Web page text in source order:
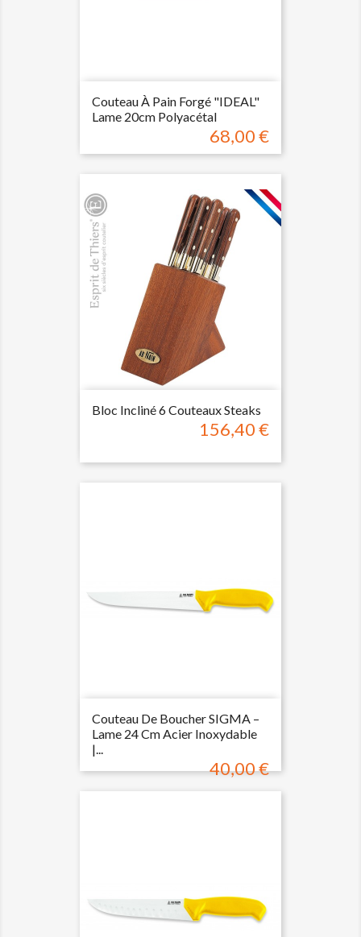
Couteau À Pain Forgé "IDEAL"
Lame 20cm Polyacétal
Prix
68,00 €
Bloc Incliné 6 Couteaux Steaks
Prix
156,40 €
Couteau De Boucher SIGMA –
Lame 24 Cm Acier Inoxydable
|...
Prix
40,00 €